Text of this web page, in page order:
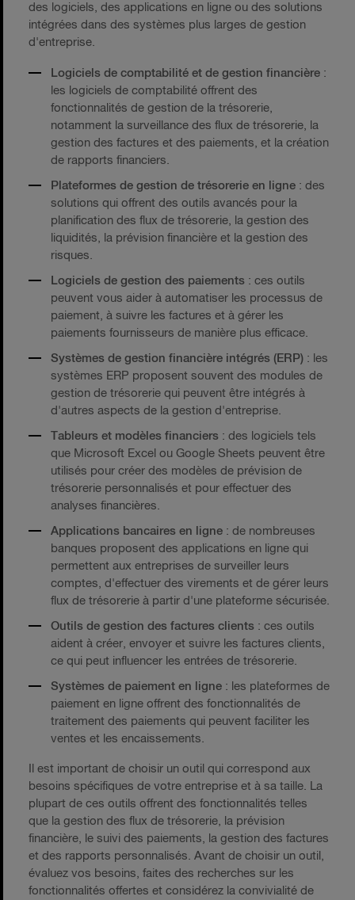
des logiciels, des applications en ligne ou des solutions
intégrées dans des systèmes plus larges de gestion
d'entreprise.
Logiciels de comptabilité et de gestion financière :
les logiciels de comptabilité offrent des
fonctionnalités de gestion de la trésorerie,
notamment la surveillance des flux de trésorerie, la
gestion des factures et des paiements, et la création
de rapports financiers.
Plateformes de gestion de trésorerie en ligne : des
solutions qui offrent des outils avancés pour la
planification des flux de trésorerie, la gestion des
liquidités, la prévision financière et la gestion des
risques.
Logiciels de gestion des paiements : ces outils
peuvent vous aider à automatiser les processus de
paiement, à suivre les factures et à gérer les
paiements fournisseurs de manière plus efficace.
Systèmes de gestion financière intégrés (ERP) : les
systèmes ERP proposent souvent des modules de
gestion de trésorerie qui peuvent être intégrés à
d'autres aspects de la gestion d'entreprise.
Tableurs et modèles financiers : des logiciels tels
que Microsoft Excel ou Google Sheets peuvent être
utilisés pour créer des modèles de prévision de
trésorerie personnalisés et pour effectuer des
analyses financières.
Applications bancaires en ligne : de nombreuses
banques proposent des applications en ligne qui
permettent aux entreprises de surveiller leurs
comptes, d'effectuer des virements et de gérer leurs
flux de trésorerie à partir d'une plateforme sécurisée.
Outils de gestion des factures clients : ces outils
aident à créer, envoyer et suivre les factures clients,
ce qui peut influencer les entrées de trésorerie.
Systèmes de paiement en ligne : les plateformes de
paiement en ligne offrent des fonctionnalités de
traitement des paiements qui peuvent faciliter les
ventes et les encaissements.
Il est important de choisir un outil qui correspond aux
besoins spécifiques de votre entreprise et à sa taille. La
plupart de ces outils offrent des fonctionnalités telles
que la gestion des flux de trésorerie, la prévision
financière, le suivi des paiements, la gestion des factures
et des rapports personnalisés. Avant de choisir un outil,
évaluez vos besoins, faites des recherches sur les
fonctionnalités offertes et considérez la convivialité de